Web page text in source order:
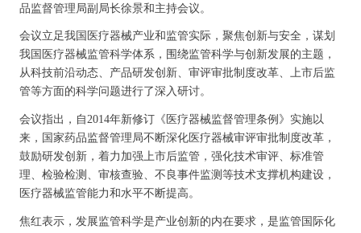
品监督管理局副局长徐景和主持会议。
会议立足我国医疗器械产业和监管实际，聚焦创新与安全，谋划
我国医疗器械监管科学体系，围绕监管科学与创新发展的主题，
从科技前沿动态、产品研发创新、审评审批制度改革、上市后监
管等方面的科学问题进行了深入研讨。
会议指出，自2014年新修订《医疗器械监督管理条例》实施以
来，国家药品监督管理局不断深化医疗器械审评审批制度改革，
鼓励研发创新，着力加强上市后监管，强化技术审评、标准管
理、检验检测、审核查验、不良事件监测等技术支撑机构建设，
医疗器械监管能力和水平不断提高。
焦红表示，发展监管科学是产业创新的内在要求，是监管国际化